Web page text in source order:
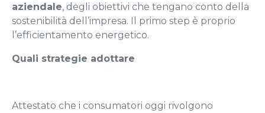
aziendale, degli obiettivi che tengano conto della
sostenibilità dell’impresa. Il primo step è proprio
l’efficientamento energetico.
Quali strategie adottare
Attestato che i consumatori oggi rivolgono